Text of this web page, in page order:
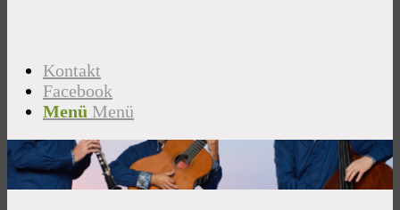
Kontakt
Facebook
Menü Menü